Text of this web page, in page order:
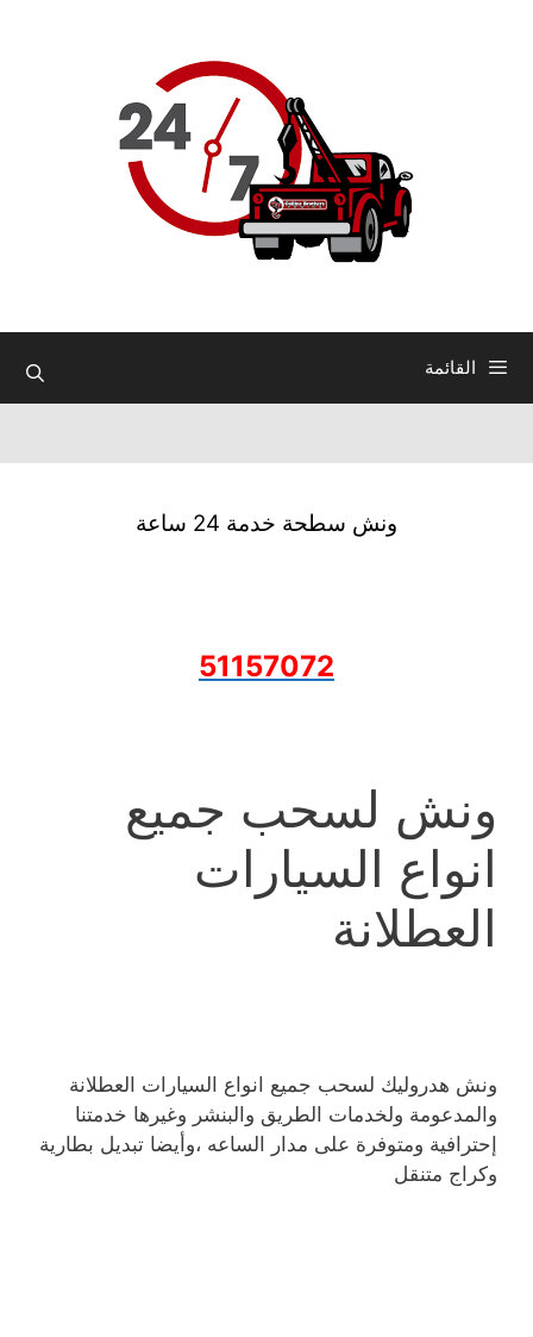
القائمة
ونش سطحة خدمة 24 ساعة
51157072
ونش لسحب جميع
انواع السيارات
العطلانة
ونش هدروليك لسحب جميع انواع السيارات العطلانة
والمدعومة ولخدمات الطريق والبنشر وغيرها خدمتنا
إحترافية ومتوفرة على مدار الساعه ،وأيضا تبديل بطارية
وكراج متنقل